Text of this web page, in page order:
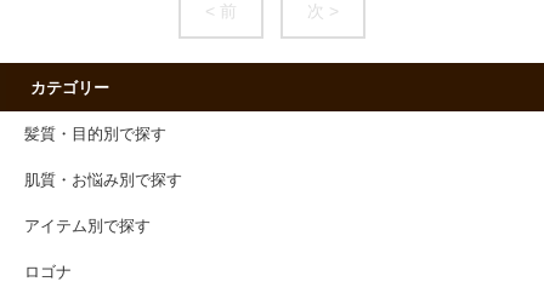
< 前 次 >
カテゴリー
髪質・目的別で探す
肌質・お悩み別で探す
アイテム別で探す
ロゴナ